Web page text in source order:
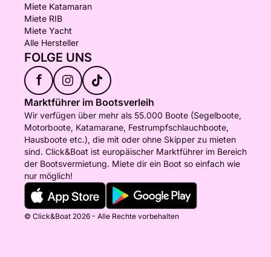
Miete Katamaran
Miete RIB
Miete Yacht
Alle Hersteller
FOLGE UNS
f
Marktführer im Bootsverleih
Wir verfügen über mehr als 55.000 Boote (Segelboote,
Motorboote, Katamarane, Festrumpfschlauchboote,
Hausboote etc.), die mit oder ohne Skipper zu mieten
sind. Click&Boat ist europäischer Marktführer im Bereich
der Bootsvermietung. Miete dir ein Boot so einfach wie
nur möglich!
© Click&Boat 2026 - Alle Rechte vorbehalten